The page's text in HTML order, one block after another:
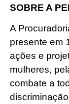
SOBRE A
A
presente em
ações e
mulheres,
combate a